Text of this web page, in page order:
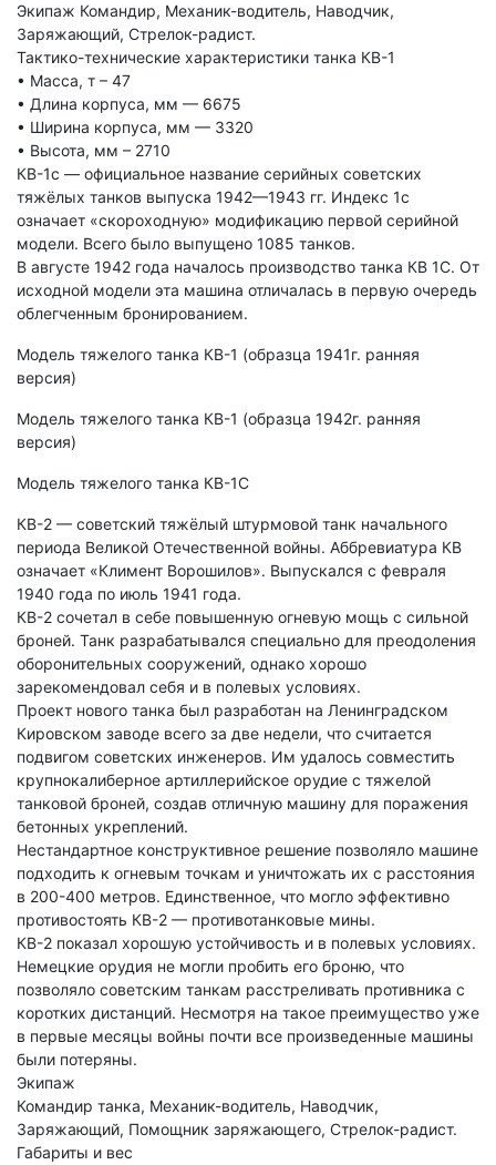
Экипаж Командир, Механик-водитель, Наводчик,
Заряжающий, Стрелок-радист.
Тактико-технические характеристики танка КВ-1
• Масса, т – 47
• Длина корпуса, мм — 6675
• Ширина корпуса, мм — 3320
• Высота, мм – 2710
КВ-1с — официальное название серийных советских
тяжёлых танков выпуска 1942—1943 гг. Индекс 1с
означает «скороходную» модификацию первой серийной
модели. Всего было выпущено 1085 танков.
В августе 1942 года началось производство танка КВ 1С. От
исходной модели эта машина отличалась в первую очередь
облегченным бронированием.
Модель тяжелого танка КВ-1 (образца 1941г. ранняя
версия)
Модель тяжелого танка КВ-1 (образца 1942г. ранняя
версия)
Модель тяжелого танка КВ-1С
КВ-2 — советский тяжёлый штурмовой танк начального
периода Великой Отечественной войны. Аббревиатура КВ
означает «Климент Ворошилов». Выпускался с февраля
1940 года по июль 1941 года.
КВ-2 сочетал в себе повышенную огневую мощь с сильной
броней. Танк разрабатывался специально для преодоления
оборонительных сооружений, однако хорошо
зарекомендовал себя и в полевых условиях.
Проект нового танка был разработан на Ленинградском
Кировском заводе всего за две недели, что считается
подвигом советских инженеров. Им удалось совместить
крупнокалиберное артиллерийское орудие с тяжелой
танковой броней, создав отличную машину для поражения
бетонных укреплений.
Нестандартное конструктивное решение позволяло машине
подходить к огневым точкам и уничтожать их с расстояния
в 200-400 метров. Единственное, что могло эффективно
противостоять КВ-2 — противотанковые мины.
КВ-2 показал хорошую устойчивость и в полевых условиях.
Немецкие орудия не могли пробить его броню, что
позволяло советским танкам расстреливать противника с
коротких дистанций. Несмотря на такое преимущество уже
в первые месяцы войны почти все произведенные машины
были потеряны.
Экипаж
Командир танка, Механик-водитель, Наводчик,
Заряжающий, Помощник заряжающего, Стрелок-радист.
Габариты и вес